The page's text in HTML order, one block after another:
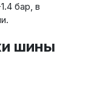
бар, в
шины